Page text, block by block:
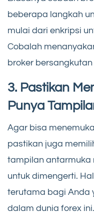
beberapa langkah
mulai dari enkripsi
Cobalah
broker
3. Pastikan
Punya
Agar bisa
pastikan juga
tampilan antarmuka
untuk dimengerti.
terutama bagi Anda
dalam dunia forex ini.